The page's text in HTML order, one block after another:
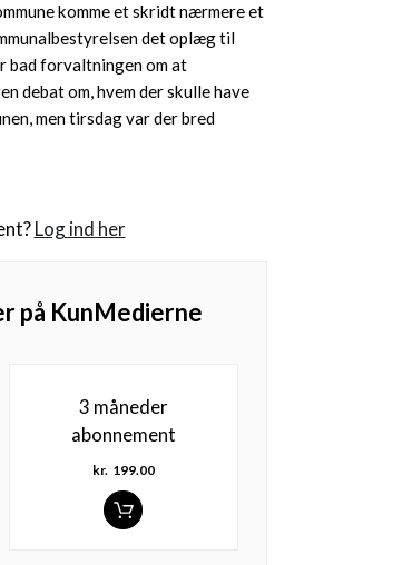
komme et skridt nærmere et
det oplæg til
bad forvaltningen om at
debat om, hvem der skulle have
men tirsdag var der bred
Log ind her
på KunMedierne
3 måneder
abonnement
kr. 199.00